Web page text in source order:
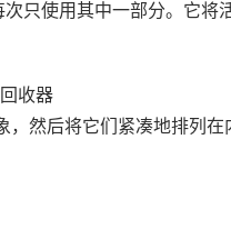
只使用其中一部分。它
收器
然后将它们紧凑地排列